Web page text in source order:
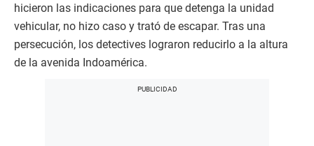
hicieron las indicaciones para que detenga la unidad
vehicular, no hizo caso y trató de escapar. Tras una
persecución, los detectives lograron reducirlo a la altura
de la avenida Indoamérica.